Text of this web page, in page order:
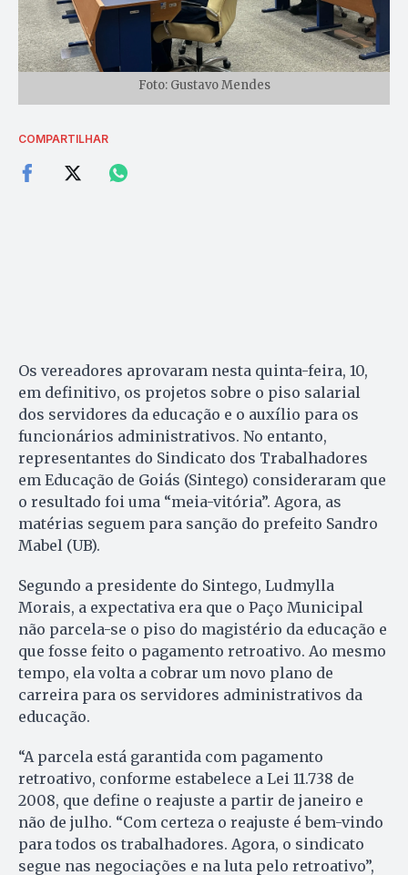
Foto: Gustavo Mendes
COMPARTILHAR
Os vereadores aprovaram nesta quinta-feira, 10,
em definitivo, os projetos sobre o piso salarial
dos servidores da educação e o auxílio para os
funcionários administrativos. No entanto,
representantes do Sindicato dos Trabalhadores
em Educação de Goiás (Sintego) consideraram que
o resultado foi uma “meia-vitória”. Agora, as
matérias seguem para sanção do prefeito Sandro
Mabel (UB).
Segundo a presidente do Sintego, Ludmylla
Morais, a expectativa era que o Paço Municipal
não parcela-se o piso do magistério da educação e
que fosse feito o pagamento retroativo. Ao mesmo
tempo, ela volta a cobrar um novo plano de
carreira para os servidores administrativos da
educação.
“A parcela está garantida com pagamento
retroativo, conforme estabelece a Lei 11.738 de
2008, que define o reajuste a partir de janeiro e
não de julho. “Com certeza o reajuste é bem-vindo
para todos os trabalhadores. Agora, o sindicato
segue nas negociações e na luta pelo retroativo”,